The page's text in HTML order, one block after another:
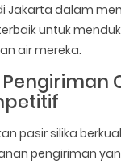
Jakarta dalam
untuk
air mereka.
Pengiriman
pasir silika
pengiriman